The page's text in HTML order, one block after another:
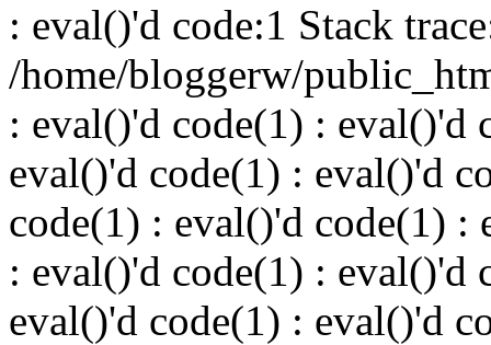
: eval()'d code:1 Stack
/home/bloggerw/
: eval()'d code(1) : eval()'d
eval()'d code(1) : eval()'d
code(1) : eval()'d code(1) :
: eval()'d code(1) : eval()'d
eval()'d code(1) : eval()'d